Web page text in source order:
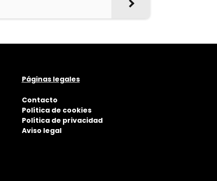
Páginas legales
Contacto
Política de cookies
Política de privacidad
Aviso legal